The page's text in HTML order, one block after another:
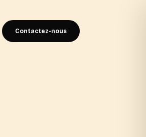
Contactez-nous